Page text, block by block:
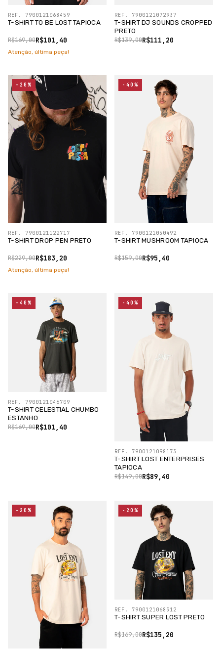
T-SHIRT TO BE LOST TAPIOCA
R$101,40
R$169,00
REF. 7900121068459
Atenção, última peça!
T-SHIRT DJ SOUNDS CROPPED
PRETO
R$111,20
R$139,00
REF. 7900121072937
T-SHIRT DROP PEN PRETO
R$183,20
R$229,00
REF. 7900121122717
-20%
Atenção, última peça!
T-SHIRT MUSHROOM TAPIOCA
R$95,40
R$159,00
REF. 7900121050492
-40%
T-SHIRT CELESTIAL CHUMBO
ESTANHO
R$101,40
R$169,00
REF. 7900121046709
-40%
T-SHIRT LOST ENTERPRISES
TAPIOCA
R$89,40
R$149,00
REF. 7900121098173
-40%
-20%
T-SHIRT SUPER LOST PRETO
R$135,20
R$169,00
REF. 7900121068312
-20%